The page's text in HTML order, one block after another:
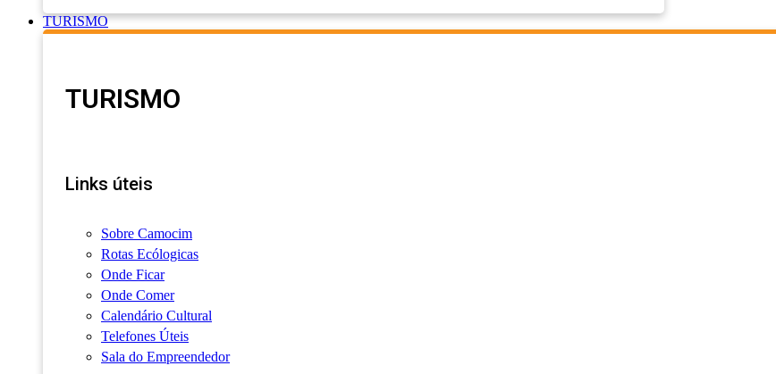
TURISMO
TURISMO
Links úteis
Sobre Camocim
Rotas Ecólogicas
Onde Ficar
Onde Comer
Calendário Cultural
Telefones Úteis
Sala do Empreendedor